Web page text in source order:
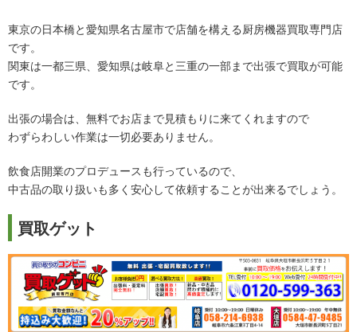
東京の日本橋と愛知県名古屋市で店舗を構える厨房機器買取専門店
です。
関東は一都三県、愛知県は岐阜と三重の一部まで出張で買取が可能
です。
出張の場合は、無料でお店まで見積もりに来てくれますので
わずらわしい作業は一切必要ありません。
飲食店開業のプロデュースも行っているので、
中古品の取り扱いも多く安心して依頼することが出来るでしょう。
買取ゲット